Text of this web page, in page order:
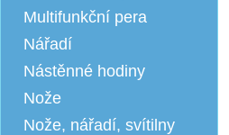
Multifunkční pera
Nářadí
Nástěnné hodiny
Nože
Nože, nářadí, svítilny